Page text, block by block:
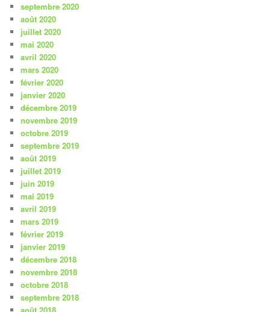
septembre 2020
août 2020
juillet 2020
mai 2020
avril 2020
mars 2020
février 2020
janvier 2020
décembre 2019
novembre 2019
octobre 2019
septembre 2019
août 2019
juillet 2019
juin 2019
mai 2019
avril 2019
mars 2019
février 2019
janvier 2019
décembre 2018
novembre 2018
octobre 2018
septembre 2018